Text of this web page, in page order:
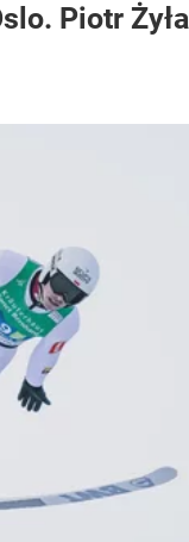
Piotr Żyła